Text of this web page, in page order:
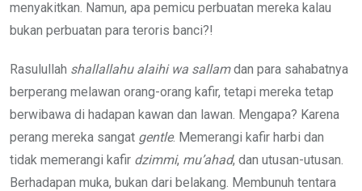
menyakitkan. Namun, apa pemicu perbuatan mereka kalau
bukan perbuatan para teroris banci?!
Rasulullah shallallahu alaihi wa sallamdan para sahabatnya
berperang melawan orang-orang kafir, tetapi mereka tetap
berwibawa di hadapan kawan dan lawan. Mengapa? Karena
perang mereka sangat gentle. Memerangi kafir harbi dan
tidak memerangi kafir dzimmi, mu’ahad, dan utusan-utusan.
Berhadapan muka, bukan dari belakang. Membunuh tentara